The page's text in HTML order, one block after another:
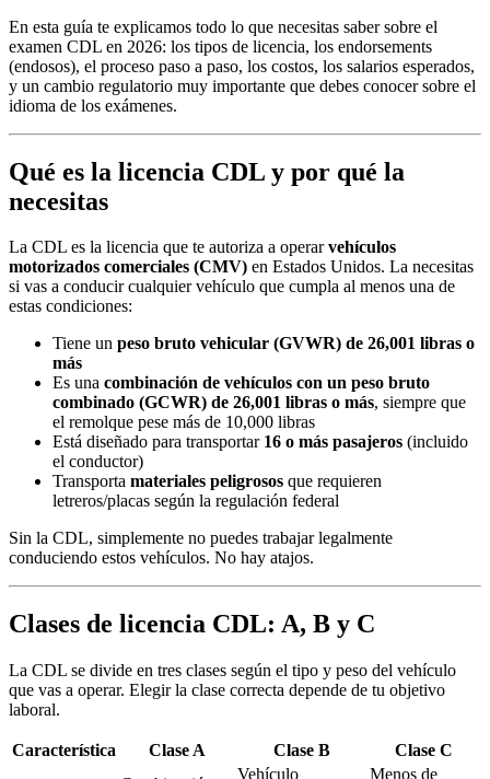
En esta guía te explicamos todo lo que necesitas saber sobre el
examen CDL en 2026: los tipos de licencia, los endorsements
(endosos), el proceso paso a paso, los costos, los salarios esperados,
y un cambio regulatorio muy importante que debes conocer sobre el
idioma de los exámenes.
Qué es la licencia CDL y por qué la
necesitas
La CDL es la licencia que te autoriza a operarvehículos
motorizados comerciales (CMV) en Estados Unidos. La necesitas
si vas a conducir cualquier vehículo que cumpla al menos una de
estas condiciones:
Tiene un peso bruto vehicular (GVWR) de 26,001 libras o
más
Es una combinación de vehículos con un peso bruto
combinado (GCWR) de 26,001 libras o más, siempre que
el remolque pese más de 10,000 libras
Está diseñado para transportar 16 o más pasajeros (incluido
el conductor)
Transporta materiales peligrosos que requieren
letreros/placas según la regulación federal
Sin la CDL, simplemente no puedes trabajar legalmente
conduciendo estos vehículos. No hay atajos.
Clases de licencia CDL: A, B y C
La CDL se divide en tres clases según el tipo y peso del vehículo
que vas a operar. Elegir la clase correcta depende de tu objetivo
laboral.
Característica Clase A Clase B Clase C
Vehículo
Menos de